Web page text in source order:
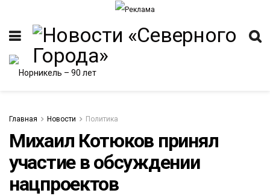
Главная Новости Политика
Михаил Котюков принял
участие в обсуждении
нацпроектов